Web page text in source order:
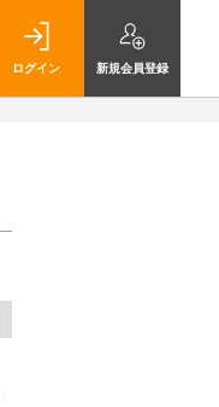
ログイン 新規会員登録